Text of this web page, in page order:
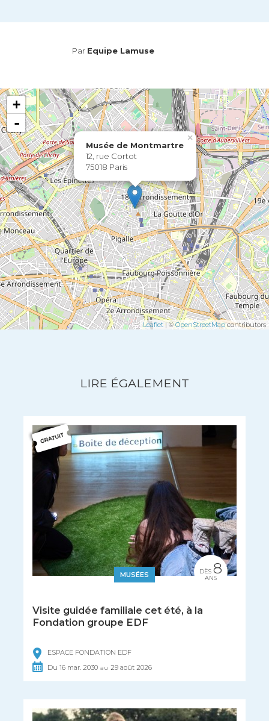
Par Equipe Lamuse
×
Musée de Montmartre
12, rue Cortot
75018 Paris
+
-
Leaflet| ©OpenStreetMapcontributors
LIRE ÉGALEMENT
MUSÉES
Visite guidée familiale cet été, à la
Fondation groupe EDF
ESPACE FONDATION EDF
Du16 mar. 2030 au 29août 2026
DÈS 8
ANS